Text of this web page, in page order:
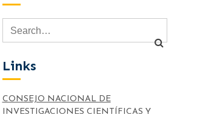
Links
CONSEJO NACIONAL DE
INVESTIGACIONES CIENTÍFICAS Y